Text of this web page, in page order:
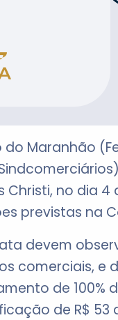
do Maranhão
no dia
previstas na
devem
comerciais, e
de 100%
de R$ 53